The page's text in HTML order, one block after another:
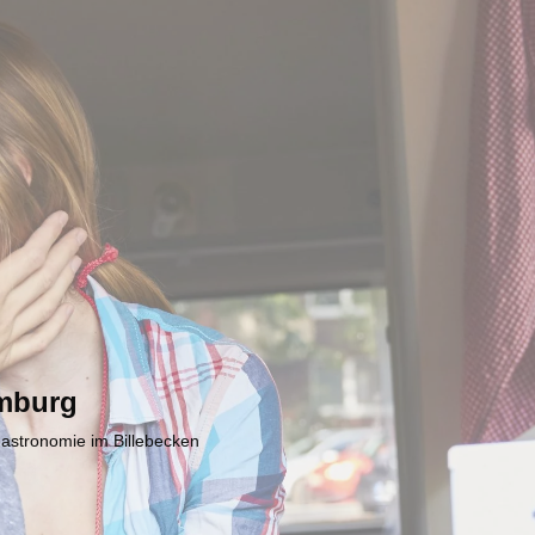
im Billebecken